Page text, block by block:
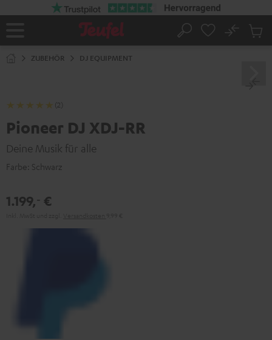
Startseite
Suche
No
ZUBEHÖR DJ EQUIPMENT
(2)
Pioneer DJ XDJ-RR
Deine Musik für alle
Farbe: Schwarz
1.199,‐ €